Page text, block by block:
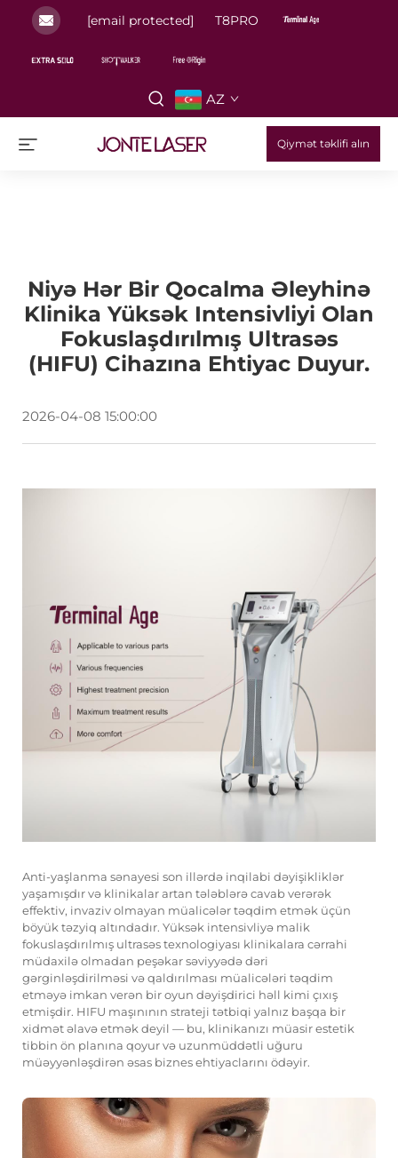
[email protected] T8PRO
AZ
Qiymət təklifi alın
Niyə Hər Bir Qocalma Əleyhinə
Klinika Yüksək Intensivliyi Olan
Fokuslaşdırılmış Ultrasəs
(HIFU) Cihazına Ehtiyac Duyur.
2026-04-08 15:00:00
Anti-yaşlanma sənayesi son illərdə inqilabi dəyişikliklər
yaşamışdır və klinikalar artan tələblərə cavab verərək
effektiv, invaziv olmayan müalicələr təqdim etmək üçün
böyük təzyiq altındadır. Yüksək intensivliyə malik
fokuslaşdırılmış ultrasəs texnologiyası klinikalara cərrahi
müdaxilə olmadan peşəkar səviyyədə dəri
gərginləşdirilməsi və qaldırılması müalicələri təqdim
etməyə imkan verən bir oyun dəyişdirici həll kimi çıxış
etmişdir. HIFU maşınının strateji tətbiqi yalnız başqa bir
xidmət əlavə etmək deyil — bu, klinikanızı müasir estetik
tibbin ön planına qoyur və uzunmüddətli uğuru
müəyyənləşdirən əsas biznes ehtiyaclarını ödəyir.